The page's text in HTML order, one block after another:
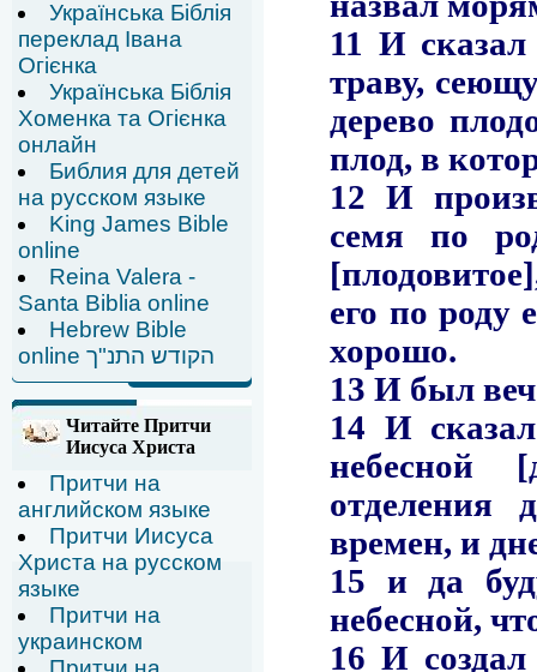
Українська Біблія
переклад Івана
Огієнка
Українська Біблія
Хоменка та Огієнка
онлайн
Библия для детей
на русском языке
King James Bible
online
Reina Valera -
Santa Biblia online
Hebrew Bible
online הקודש התנ"ך
Читайте Притчи
Иисуса Христа
Притчи на
английском языке
Притчи Иисуса
Христа на русском
языке
Притчи на
украинском